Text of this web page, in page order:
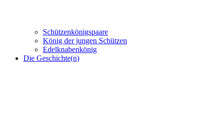
Schützenkönigspaare
König der jungen Schützen
Edelknabenkönig
Die Geschichte(n)